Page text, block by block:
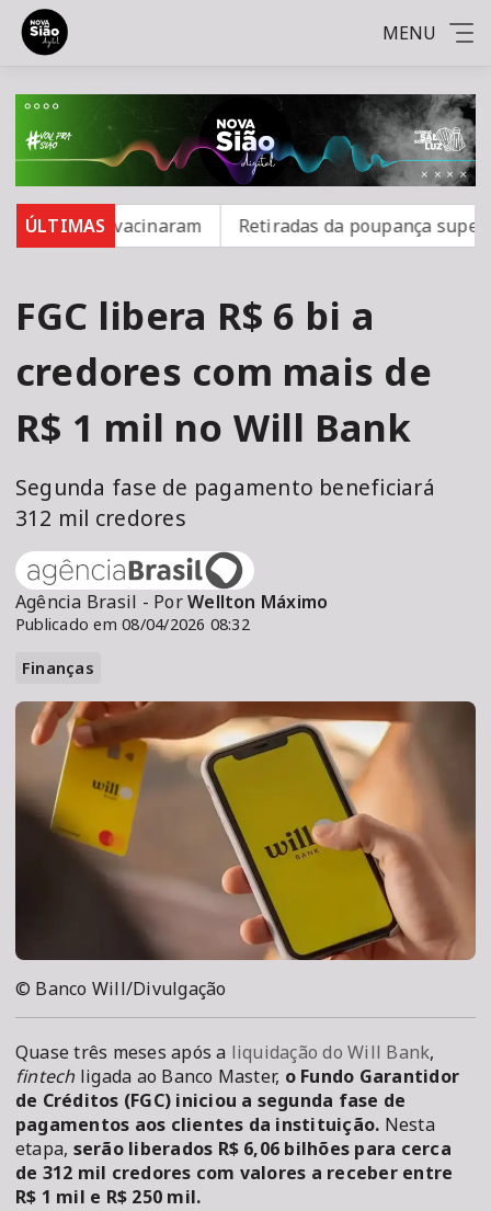
MENU
ÚLTIMAS
não se vacinaram Retiradas da poupança superam
FGC libera R$ 6 bi a
credores com mais de
R$ 1 mil no Will Bank
Segunda fase de pagamento beneficiará
312 mil credores
Agência Brasil - PorWellton Máximo
Publicado em 08/04/2026 08:32
Finanças
© Banco Will/Divulgação
Quase três meses após a liquidação do Will Bank,
fintech ligada ao Banco Master, o Fundo Garantidor
de Créditos (FGC) iniciou a segunda fase de
pagamentos aos clientes da instituição. Nesta
etapa, serão liberados R$ 6,06 bilhões para cerca
de 312 mil credores com valores a receber entre
R$ 1 mil e R$ 250 mil.